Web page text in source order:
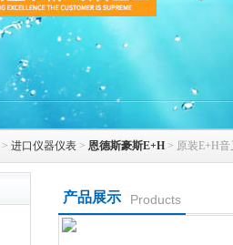
> 进口仪器仪表 > 恩德斯豪斯E+H > 原装E+H
产品展示 Products